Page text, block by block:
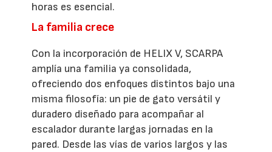
horas es esencial.
La familia crece
Con la incorporación de HELIX V, SCARPA
amplía una familia ya consolidada,
ofreciendo dos enfoques distintos bajo una
misma filosofía: un pie de gato versátil y
duradero diseñado para acompañar al
escalador durante largas jornadas en la
pared. Desde las vías de varios largos y las